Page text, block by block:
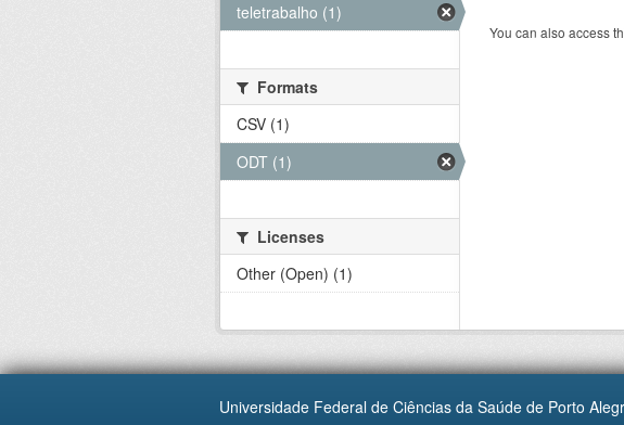
You can also access
teletrabalho (1)
Formats
CSV (1)
ODT (1)
Licenses
Other (Open) (1)
Universidade Federal de Ciências da Saúde de Porto